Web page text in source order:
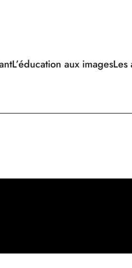
L’éducation aux imagesLes